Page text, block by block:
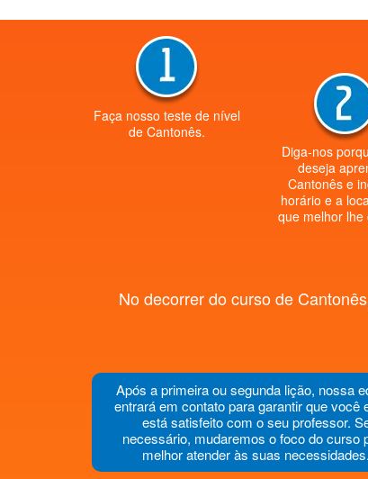
Faça nosso teste de nível
de Cantonês.
Diga-nos
deseja
Cantonês e
horário e a
que melhor lhe
No decorrer do curso de
Após a primeira ou segunda lição, nossa
entrará em contato para garantir que você
está satisfeito com o seu professor.
necessário, mudaremos o foco do curso
melhor atender às suas necessidades.